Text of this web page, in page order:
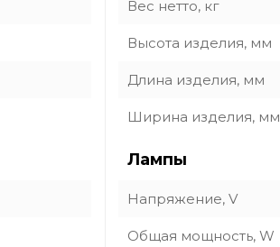
Вес нетто, кг
Высота изделия, мм
Длина изделия, мм
Ширина изделия, мм
Лампы
Напряжение, V
Общая мощность, W